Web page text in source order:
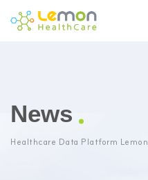
News
Healthcare Data Platform Lemon